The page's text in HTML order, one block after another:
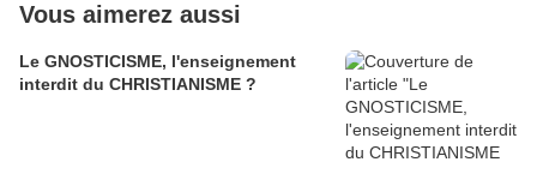
Vous aimerez aussi
Le GNOSTICISME, l'enseignement
interdit du CHRISTIANISME ?